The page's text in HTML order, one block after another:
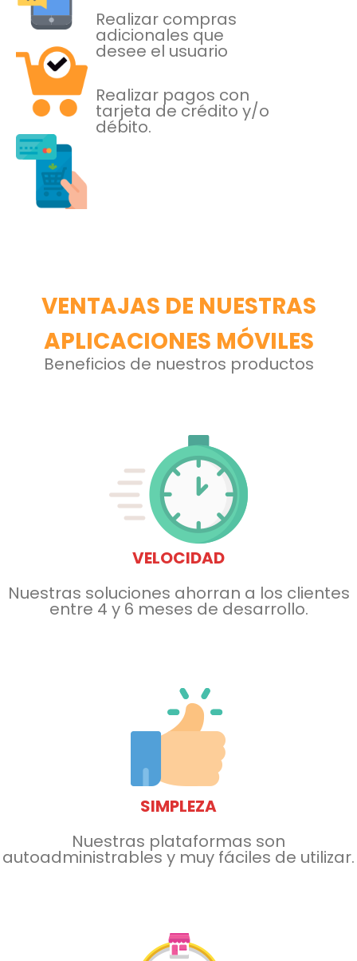
Realizar compras
adicionales que
desee el usuario
Realizar pagos con
tarjeta de crédito y/o
débito.
VENTAJAS DE NUESTRAS
APLICACIONES MÓVILES
Beneficios de nuestros productos
VELOCIDAD
Nuestras soluciones ahorran a los clientes
entre 4 y 6 meses de desarrollo.
SIMPLEZA
Nuestras plataformas son
autoadministrables y muy fáciles de utilizar.